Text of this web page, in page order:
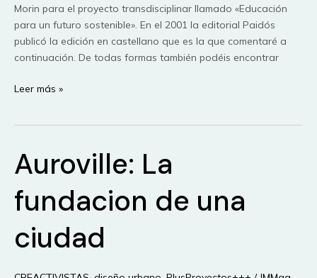
Morin para el proyecto transdisciplinar llamado «Educación
para un futuro sostenible». En el 2001 la editorial Paidós
publicó la edición en castellano que es la que comentaré a
continuación. De todas formas también podéis encontrar
Los
para
la
del
Edgar
Morin
Leer más »
Auroville: La
fundacion de una
ciudad